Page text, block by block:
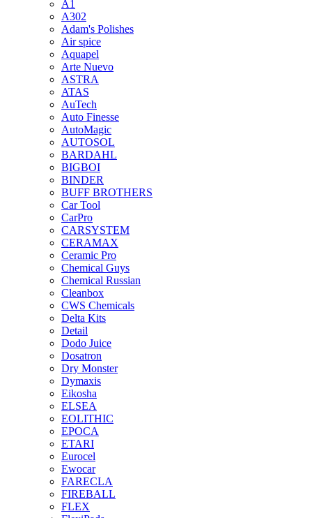
A1
A302
Adam's Polishes
Air spice
Aquapel
Arte Nuevo
ASTRA
ATAS
AuTech
Auto Finesse
AutoMagic
AUTOSOL
BARDAHL
BIGBOI
BINDER
BUFF BROTHERS
Car Tool
CarPro
CARSYSTEM
CERAMAX
Ceramic Pro
Chemical Guys
Chemical Russian
Cleanbox
CWS Chemicals
Delta Kits
Detail
Dodo Juice
Dosatron
Dry Monster
Dymaxis
Eikosha
ELSEA
EOLITHIC
EPOCA
ETARI
Eurocel
Ewocar
FARECLA
FIREBALL
FLEX